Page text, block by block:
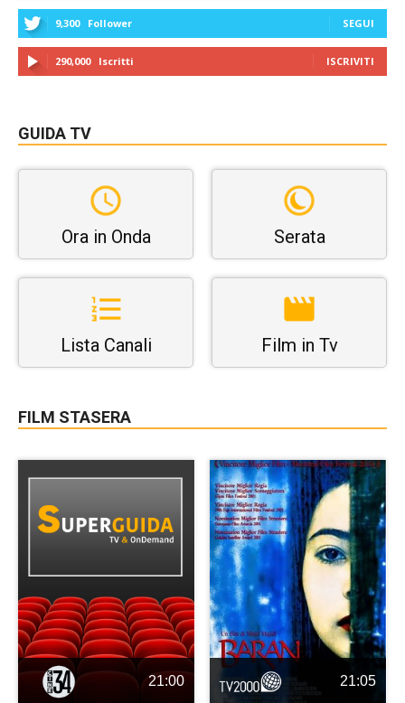
9,300 Follower SEGUI
290,000 Iscritti ISCRIVITI
GUIDA TV
Ora in Onda Serata
Lista Canali Film in Tv
FILM STASERA
21:00 21:05